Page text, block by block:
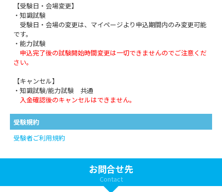
【受験日・会場変更】
・知識試験
受験日・会場の変更は、マイページより申込期間内のみ変更可能
です。
・能力試験
申込完了後の試験開始時間変更は一切できませんのでご注意くだ
さい。
【キャンセル】
・知識試験/能力試験 共通
入金確認後のキャンセルはできません。
受験規約
受験者ご利用規約
お問合せ先
Contact